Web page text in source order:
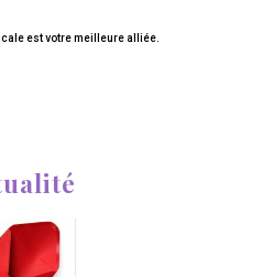
est votre meilleure alliée.